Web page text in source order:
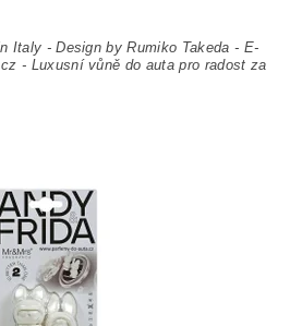
Italy - Design by Rumiko Takeda - E-
- Luxusní vůně do auta pro radost za